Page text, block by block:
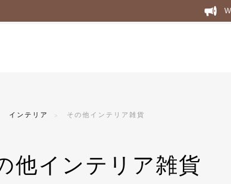
インテリア その他インテリア雑貨
他インテリア雑貨